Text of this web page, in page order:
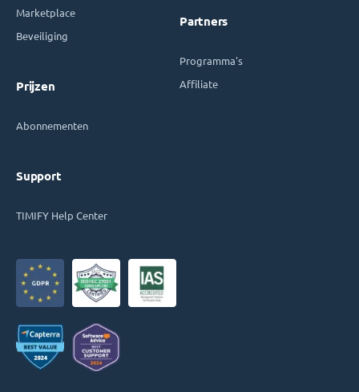
Marketplace
Beveiliging
Prijzen
Abonnementen
Support
TIMIFY Help Center
Partners
Programma's
Affiliate